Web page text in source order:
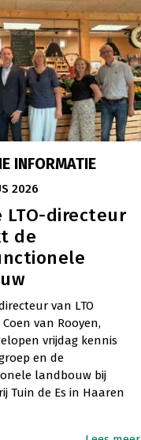
INFORMATIE
2026
LTO-directeur
de
van LTO
van Rooyen,
vrijdag kennis
en de
landbouw bij
Tuin de Es in Haaren